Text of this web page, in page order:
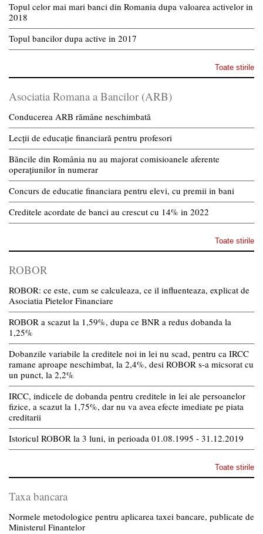
Topul celor mai mari banci din Romania dupa valoarea activelor in
2018
Topul bancilor dupa active in 2017
Toate stirile
Asociatia Romana a Bancilor (ARB)
Conducerea ARB rămâne neschimbată
Lecții de educație financiară pentru profesori
Băncile din România nu au majorat comisioanele aferente
operațiunilor în numerar
Concurs de educatie financiara pentru elevi, cu premii in bani
Creditele acordate de banci au crescut cu 14% in 2022
Toate stirile
ROBOR
ROBOR: ce este, cum se calculeaza, ce il influenteaza, explicat de
Asociatia Pietelor Financiare
ROBOR a scazut la 1,59%, dupa ce BNR a redus dobanda la
1,25%
Dobanzile variabile la creditele noi in lei nu scad, pentru ca IRCC
ramane aproape neschimbat, la 2,4%, desi ROBOR s-a micsorat cu
un punct, la 2,2%
IRCC, indicele de dobanda pentru creditele in lei ale persoanelor
fizice, a scazut la 1,75%, dar nu va avea efecte imediate pe piata
creditarii
Istoricul ROBOR la 3 luni, in perioada 01.08.1995 - 31.12.2019
Toate stirile
Taxa bancara
Normele metodologice pentru aplicarea taxei bancare, publicate de
Ministerul Finantelor